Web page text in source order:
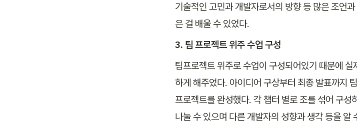
기술적인 고민과 개발자로서의 방향 등 많은 조언
은 걸 배울 수 있었다.
3. 팀 프로젝트 위주 수업 구성
팀프로젝트 위주로 수업이 구성되어있기 때문에
하게 해주었다. 아이디어 구상부터 최종 발표까지
프로젝트를 완성했다. 각 챕터 별로 조를 섞어 구
나눌 수 있으며 다른 개발자의 성향과 생각 등을 알